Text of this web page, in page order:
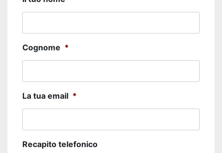
PR
FSE+
2021-
2027
Corsi
pagamento
Cognome *
La tua email *
Recapito telefonico